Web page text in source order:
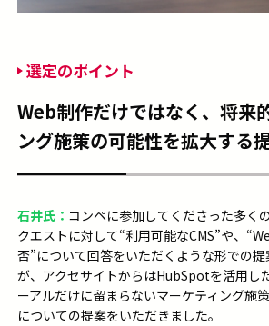
選定のポイント
Web制作だけではなく、将来
ング施策の可能性を拡大する
石井氏： コンペに参加してくださった多く
クエストに対して“利用可能なCMS”や、“
否”について回答をいただくような形での
が、アクセサイトからはHubSpotを活用 し
ーアルだけに留まらないマーケティング施
についての提案をいただきました。